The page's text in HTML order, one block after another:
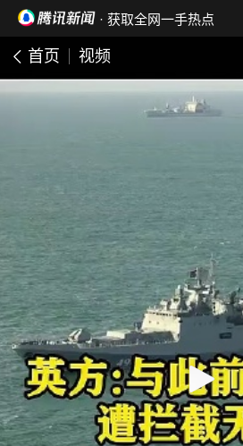
· 获取全网一手热点
首页 视频